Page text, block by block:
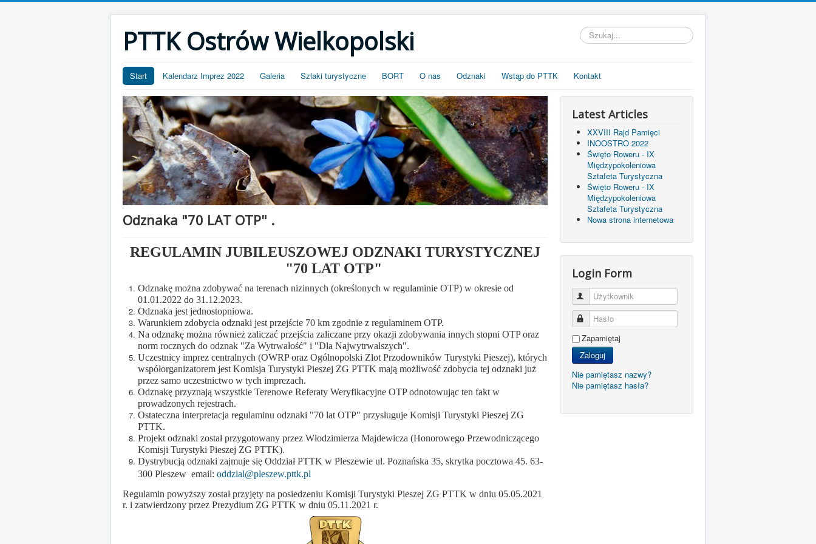
PTTK Ostrów Wielkopolski Szukaj...
Start Kalendarz Imprez 2022 Galeria Szlaki turystyczne BORT O nas Odznaki Wstąp do PTTK Kontakt
Odznaka "70 LAT OTP" .
REGULAMIN JUBILEUSZOWEJ ODZNAKI TURYSTYCZNEJ
"70 LAT OTP"
Odznakę można zdobywać na terenach nizinnych (określonych w regulaminie OTP) w okresie od
01.01.2022 do 31.12.2023.
Odznaka jest jednostopniowa.
Warunkiem zdobycia odznaki jest przejście 70 km zgodnie z regulaminem OTP.
Na odznakę można również zaliczać przejścia zaliczane przy okazji zdobywania innych stopni OTP oraz
norm rocznych do odznak "Za Wytrwałość" i "Dla Najwytrwalszych".
Uczestnicy imprez centralnych (OWRP oraz Ogólnopolski Zlot Przodowników Turystyki Pieszej), których
współorganizatorem jest Komisja Turystyki Pieszej ZG PTTK mają możliwość zdobycia tej odznaki już
przez samo uczestnictwo w tych imprezach.
Odznakę przyznają wszystkie Terenowe Referaty Weryfikacyjne OTP odnotowując ten fakt w
prowadzonych rejestrach.
Ostateczna interpretacja regulaminu odznaki "70 lat OTP" przysługuje Komisji Turystyki Pieszej ZG
PTTK.
Projekt odznaki został przygotowany przez Włodzimierza Majdewicza (Honorowego Przewodniczącego
Komisji Turystyki Pieszej ZG PTTK).
Dystrybucją odznaki zajmuje się Oddział PTTK w Pleszewie ul. Poznańska 35, skrytka pocztowa 45. 63-
300 Pleszew  email: oddzial@pleszew.pttk.pl
Regulamin powyższy został przyjęty na posiedzeniu Komisji Turystyki Pieszej ZG PTTK w dniu 05.05.2021
r. i zatwierdzony przez Prezydium ZG PTTK w dniu 05.11.2021 r.
Latest Articles
XXVIII Rajd Pamięci
INOOSTRO 2022
Święto Roweru - IX
Międzypokoleniowa
Sztafeta Turystyczna
Święto Roweru - IX
Międzypokoleniowa
Sztafeta Turystyczna
Nowa strona internetowa
Login Form
Użytkownik
Hasło
Zapamiętaj
Zaloguj
Nie pamiętasz nazwy?
Nie pamiętasz hasła?